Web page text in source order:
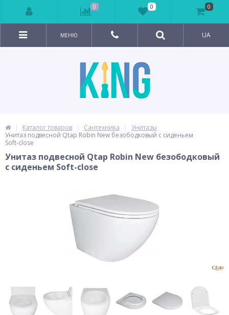
МЕНЮ UA
Каталог товаров Сантехника
Унитазы
Унитаз подвесной Qtap Robin New безободковый с сиденьем
Soft-close
Унитаз подвесной Qtap Robin New безободковый
с сиденьем Soft-close
0 0 0